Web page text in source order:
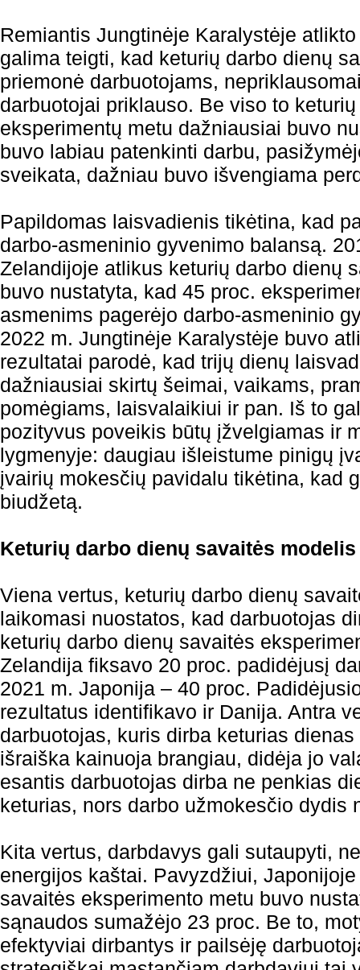
Remiantis Jungtinėje Karalystėje
galima teigti, kad keturių darbo dienų
priemonė darbuotojams,
darbuotojai priklauso. Be viso to
eksperimentų metu dažniausiai buvo
buvo labiau patenkinti darbu,
sveikata, dažniau buvo išvengiama
Papildomas laisvadienis tikėtina, kad
darbo-asmeninio gyvenimo balansą.
Zelandijoje atlikus keturių darbo dienų
buvo nustatyta, kad 45 proc.
asmenims pagerėjo darbo-asmeninio
2022 m. Jungtinėje Karalystėje buvo
rezultatai parodė, kad trijų dienų
dažniausiai skirtų šeimai, vaikams,
pomėgiams, laisvalaikiui ir pan. Iš to
pozityvus poveikis būtų įžvelgiamas ir
lygmenyje: daugiau išleistume pinigų
įvairių mokesčių pavidalu tikėtina, kad
biudžetą.
Keturių darbo dienų savaitės
Viena vertus, keturių darbo dienų
laikomasi nuostatos, kad darbuotojas
keturių darbo dienų savaitės
Zelandija fiksavo 20 proc. padidėjusį
2021 m. Japonija – 40 proc.
rezultatus identifikavo ir Danija. Antra
darbuotojas, kuris dirba keturias
išraiška kainuoja brangiau, didėja jo
esantis darbuotojas dirba ne penkias
keturias, nors darbo užmokesčio dydis
Kita vertus, darbdavys gali sutaupyti,
energijos kaštai. Pavyzdžiui,
savaitės eksperimento metu buvo
sąnaudos sumažėjo 23 proc. Be to,
efektyviai dirbantys ir pailsėję